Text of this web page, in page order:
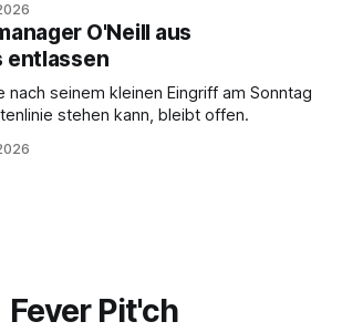
O'Neill aus
entlassen
nach seinem kleinen Eingriff am Sonntag
stehen kann, bleibt offen.
Fever Pit'ch